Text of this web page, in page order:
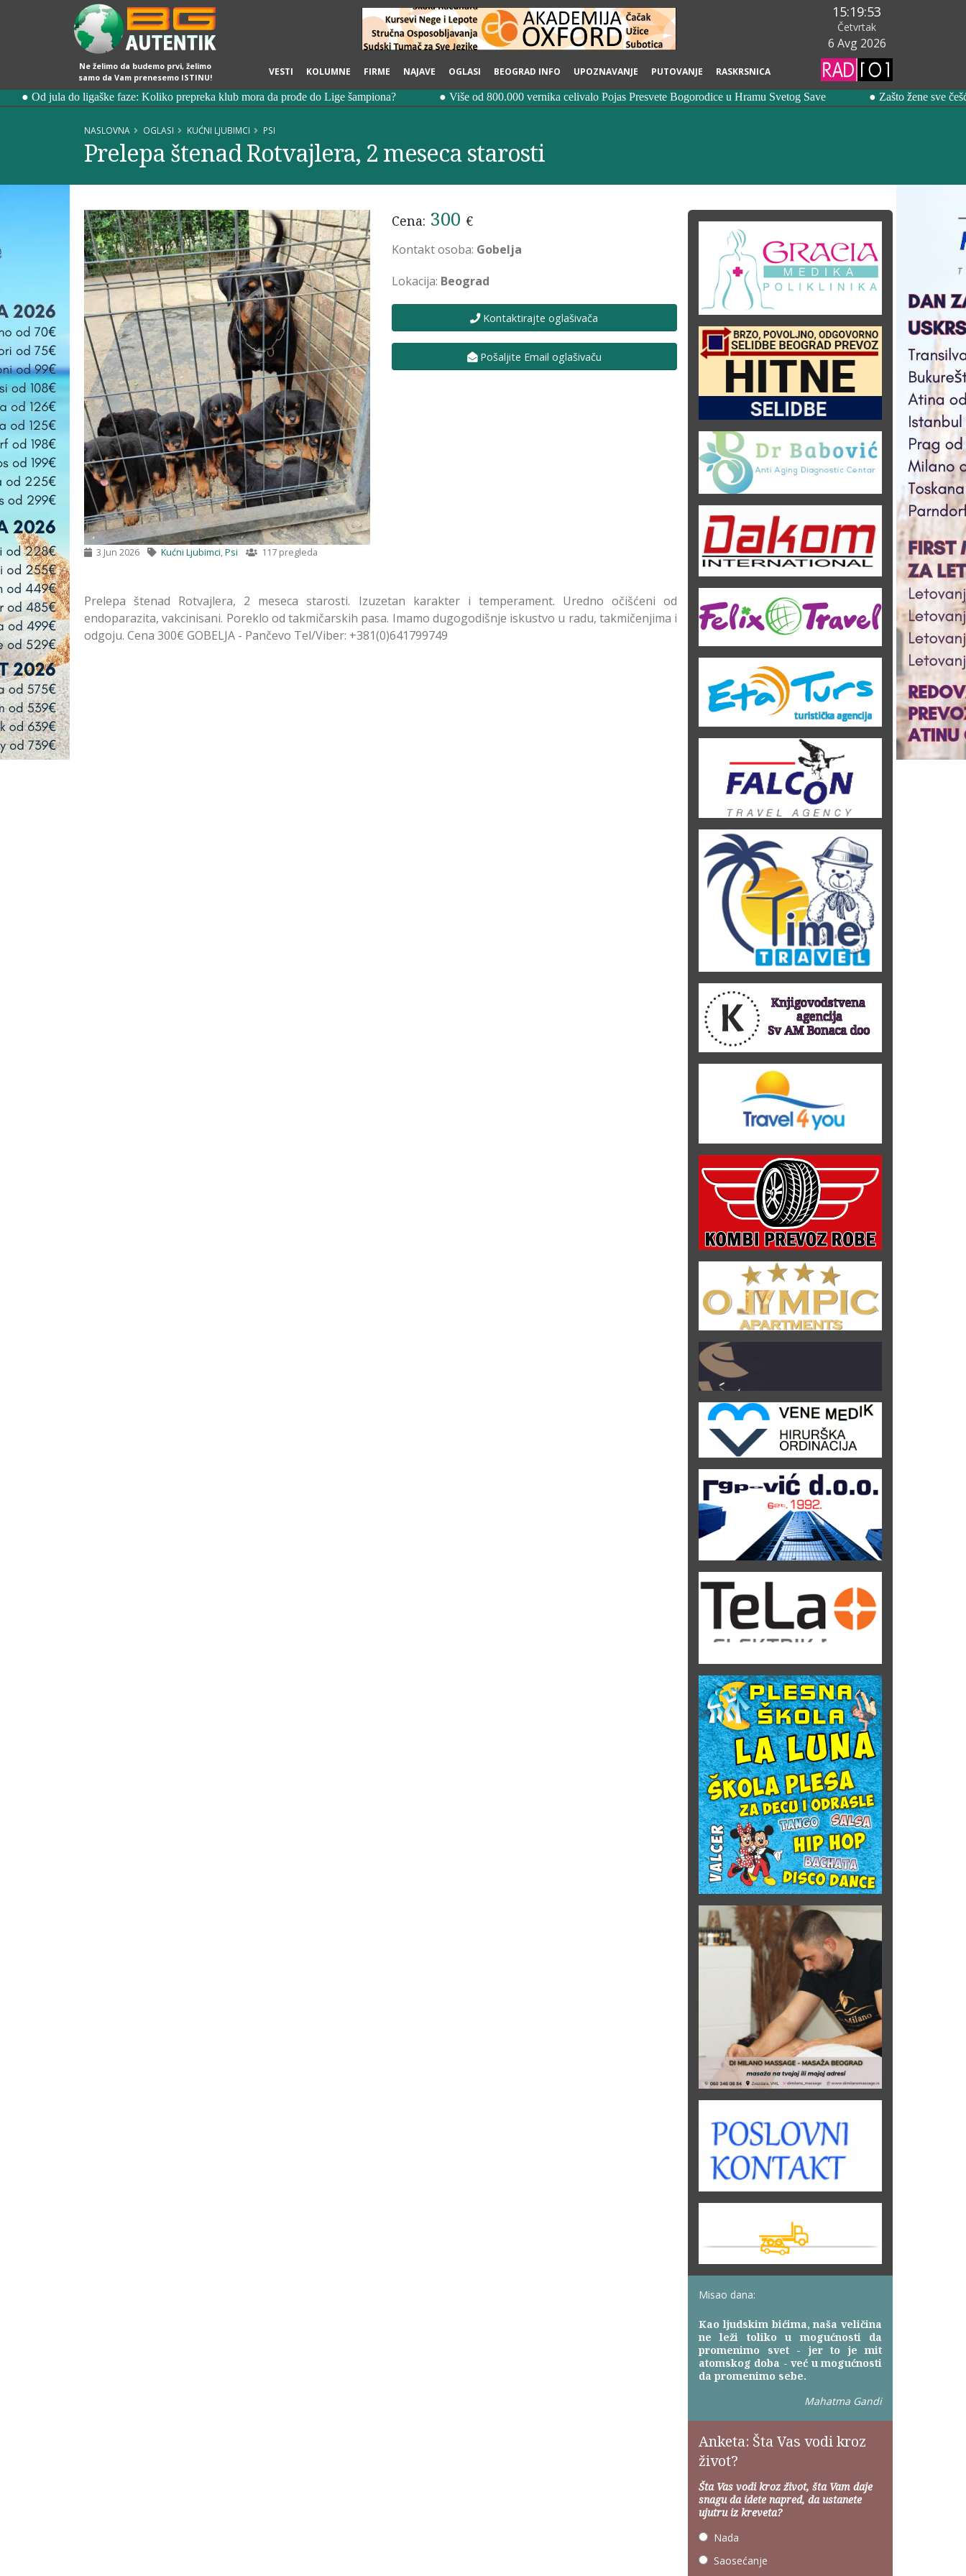
Ne želimo da budemo prvi, želimo
samo da Vam prenesemo ISTINU!
VESTI KOLUMNE FIRME NAJAVE OGLASI BEOGRAD INFO UPOZNAVANJE PUTOVANJE RASKRSNICA
15:19:55
Četvrtak
6 Avg 2026
NASLOVNA OGLASI KUĆNI LJUBIMCI PSI
Prelepa štenad Rotvajlera, 2 meseca starosti
3 Jun 2026 Kućni Ljubimci,Psi 117 pregleda
Cena: 300 €
Kontakt osoba: Gobelja
Lokacija: Beograd
Kontaktirajte oglašivača
Pošaljite Email oglašivaču
Prelepa štenad Rotvajlera, 2 meseca starosti. Izuzetan karakter i temperament. Uredno očišćeni od
endoparazita, vakcinisani. Poreklo od takmičarskih pasa. Imamo dugogodišnje iskustvo u radu, takmičenjima i
odgoju. Cena 300€ GOBELJA - Pančevo Tel/Viber: +381(0)641799749
Misao dana:
Kao ljudskim bićima, naša veličina
ne leži toliko u mogućnosti da
promenimo svet - jer to je mit
atomskog doba - već u mogućnosti
da promenimo sebe.
Mahatma Gandi
Anketa: Šta Vas vodi kroz
život?
Šta Vas vodi kroz život, šta Vam daje
snagu da idete napred, da ustanete
ujutru iz kreveta?
Nada
Saosećanje